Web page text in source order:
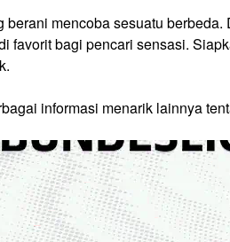
mencoba sesuatu
favorit bagi pencari sensasi.
informasi menarik lainnya